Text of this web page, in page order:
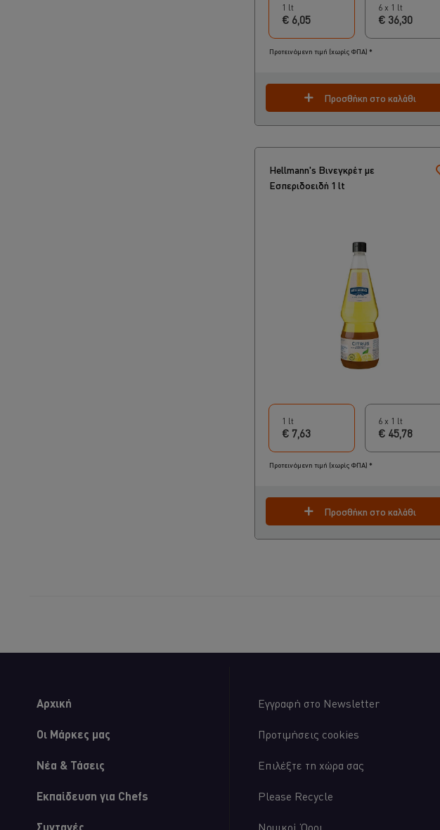
1 lt
€ 6,05
6 x 1 lt
€ 36,30
Προτεινόμενη τιμή (χωρίς ΦΠΑ) *
Προσθήκη στο καλάθι
Hellmann's Βινεγκρέτ με
Εσπεριδοειδή 1 lt
1 lt
€ 7,63
6 x 1 lt
€ 45,78
Προτεινόμενη τιμή (χωρίς ΦΠΑ) *
Προσθήκη στο καλάθι
Αρχική
Οι Μάρκες μας
Νέα & Τάσεις
Εκπαίδευση για Chefs
Συνταγές
Εγγραφή στο Newsletter
Προτιμήσεις cookies
Επιλέξτε τη χώρα σας
Please Recycle
Νομικοί Όροι